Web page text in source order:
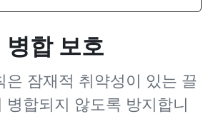
병합 보호
은 잠재적 취약성이 있는 끌
병합되지 않도록 방지합니